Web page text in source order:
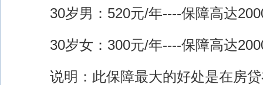
30岁男：520元/年----保障高达
30岁女：300元/年----保障高达
说明：此保障最大的好处是在房贷